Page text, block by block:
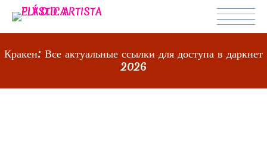
Кракен: Все актуальные ссылки для доступа в даркнет
2026